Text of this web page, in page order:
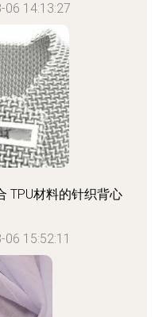
06 14:13:27
TPU材料的针织背心
15:52:11